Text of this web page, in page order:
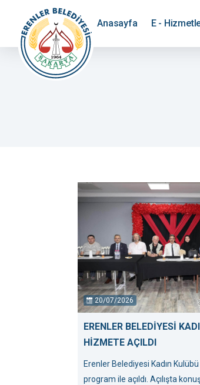
Anasayfa E -
20/07/2026
ERENLER BELEDİYESİ
HİZMETE AÇILDI
Erenler Belediyesi Kadın
program ile açıldı. Açılışta